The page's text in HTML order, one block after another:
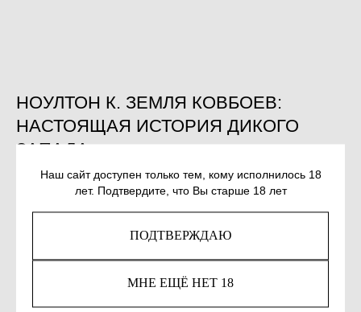
Наш сайт доступен только тем, кому исполнилось 18
лет. Подтвердите, что Вы старше 18 лет
ПОДТВЕРЖДАЮ
МНЕ ЕЩЁ НЕТ 18
НОУЛТОН К. ЗЕМЛЯ КОВБОЕВ:
НАСТОЯЩАЯ ИСТОРИЯ ДИКОГО
ЗАПАДА
SKU:978-5-00139-951-3
Незаконное потребление наркотических средств,